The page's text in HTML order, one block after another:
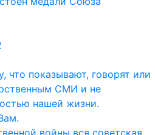
что показывают, говорят или
СМИ и не
нашей жизни.